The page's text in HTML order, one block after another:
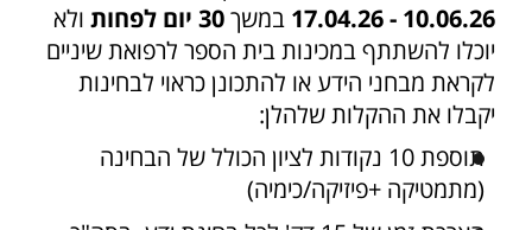
10.06.26 - 17.04.26
במשך30 יום לפחות
ולא
יוכלו להשתתף במכינות בית הספר לרפואת שיניים
לקראת מבחני הידע או להתכונן כראוי לבחינות
יקבלו את ההקלות שלהלן:
תוספת 10 נקודות לציון הכולל של הבחינה
(מתמטיקה +פיזיקה/כימיה)